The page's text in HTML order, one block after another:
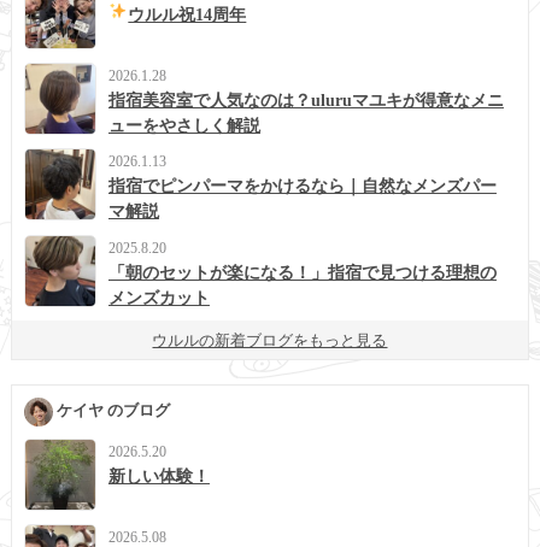
ウルル祝14周年
2026.1.28
指宿美容室で人気なのは？uluruマユキが得意なメニ
ューをやさしく解説
2026.1.13
指宿でピンパーマをかけるなら｜自然なメンズパー
マ解説
2025.8.20
「朝のセットが楽になる！」指宿で見つける理想の
メンズカット
ウルルの新着ブログをもっと見る
ケイヤ のブログ
2026.5.20
新しい体験！
2026.5.08